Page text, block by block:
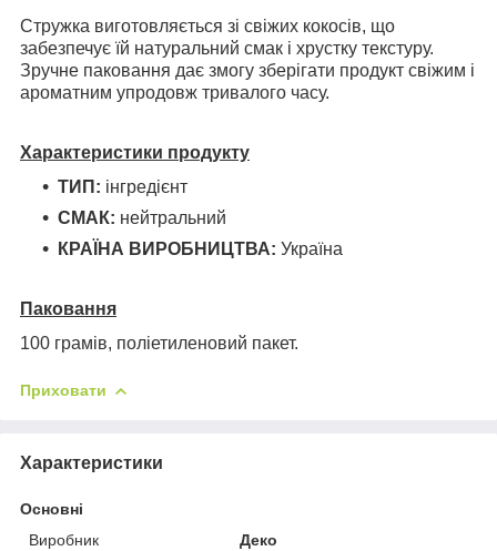
Стружка виготовляється зі свіжих кокосів, що
забезпечує їй натуральний смак і хрустку текстуру.
Зручне паковання дає змогу зберігати продукт свіжим і
ароматним упродовж тривалого часу.
Характеристики продукту
ТИП: інгредієнт
СМАК: нейтральний
КРАЇНА ВИРОБНИЦТВА: Україна
Паковання
100 грамів, поліетиленовий пакет.
Приховати
Характеристики
Основні
Виробник
Деко